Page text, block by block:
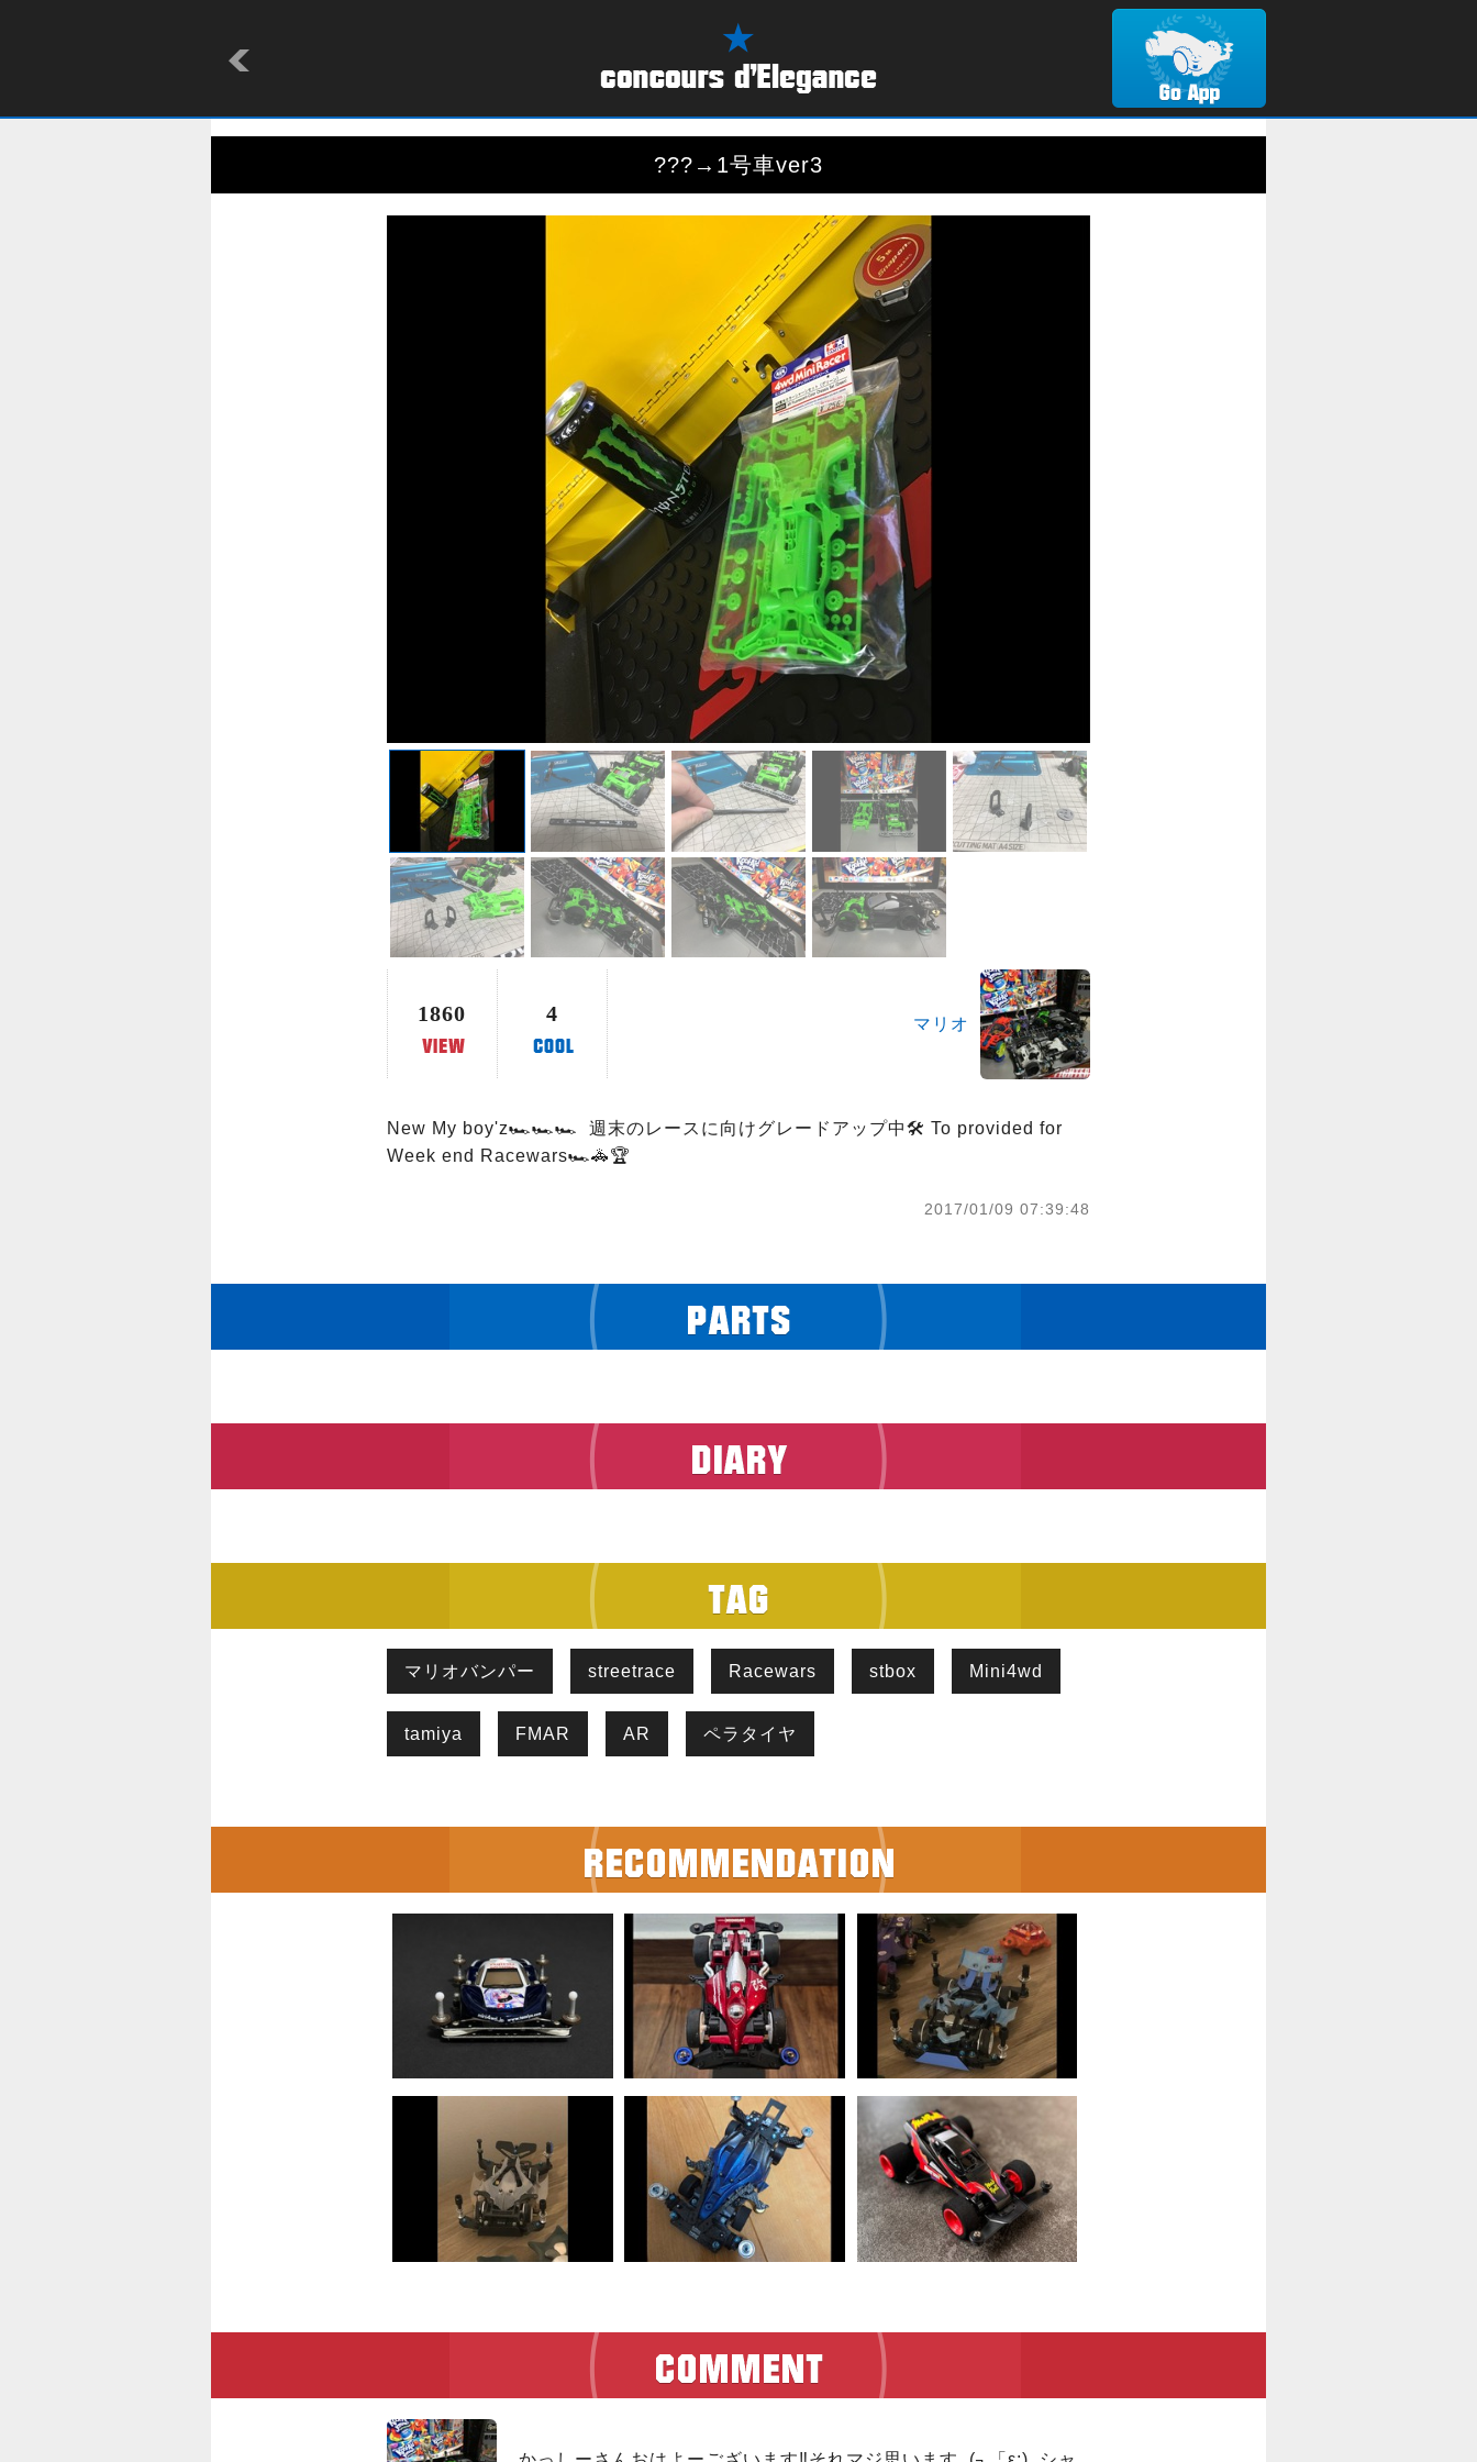
???→1号車ver3
1860 4 マリオ
New My boy'z🏎🏎🏎  週末のレースに向けグレードアップ中🛠 To provided for
Week end Racewars🏎🚓🏆
2017/01/09 07:39:48
マリオバンパー streetrace Racewars stbox Mini4wd
tamiya FMAR AR ペラタイヤ